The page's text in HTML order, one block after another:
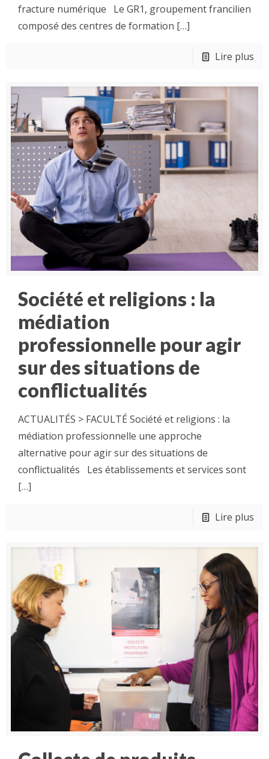
fracture numérique Le GR1, groupement francilien
composé des centres de formation […]
Lire plus
Société et religions : la
médiation
professionnelle pour agir
sur des situations de
conflictualités
ACTUALITÉS > FACULTÉ Société et religions : la
médiation professionnelle une approche
alternative pour agir sur des situations de
conflictualités Les établissements et services sont
[…]
Lire plus